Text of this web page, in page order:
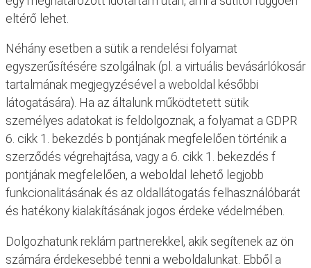
eltérő lehet.
Néhány esetben a sütik a rendelési folyamat
egyszerűsítésére szolgálnak (pl. a virtuális bevásárlókosár
tartalmának megjegyzésével a weboldal későbbi
látogatására). Ha az általunk működtetett sütik
személyes adatokat is feldolgoznak, a folyamat a GDPR
6. cikk 1. bekezdés b pontjának megfelelően történik a
szerződés végrehajtása, vagy a 6. cikk 1. bekezdés f
pontjának megfelelően, a weboldal lehető legjobb
funkcionalitásának és az oldallátogatás felhasználóbarát
és hatékony kialakításának jogos érdeke védelmében.
Dolgozhatunk reklám partnerekkel, akik segítenek az ön
számára érdekesebbé tenni a weboldalunkat. Ebből a